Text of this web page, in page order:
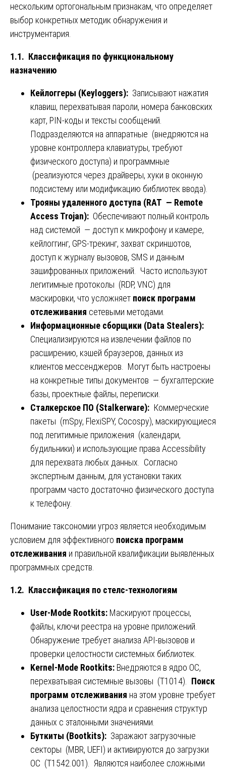
нескольким ортогональным признакам, что определяет
выбор конкретных методик обнаружения и
инструментария.
1.1. Классификация по функциональному
назначению
Кейлоггеры (Keyloggers): Записывают нажатия
клавиш, перехватывая пароли, номера банковских
карт, PIN-коды и тексты сообщений.
Подразделяются на аппаратные (внедряются на
уровне контроллера клавиатуры, требуют
физического доступа) и программные
(реализуются через драйверы, хуки в оконную
подсистему или модификацию библиотек ввода).
Трояны удаленного доступа (RAT — Remote
Access Trojan): Обеспечивают полный контроль
над системой — доступ к микрофону и камере,
кейлоггинг, GPS-трекинг, захват скриншотов,
доступ к журналу вызовов, SMS и данным
зашифрованных приложений. Часто используют
легитимные протоколы (RDP, VNC) для
маскировки, что усложняет поиск программ
отслеживания сетевыми методами.
Информационные сборщики (Data Stealers):
Специализируются на извлечении файлов по
расширению, кэшей браузеров, данных из
клиентов мессенджеров. Могут быть настроены
на конкретные типы документов — бухгалтерские
базы, проектные файлы, переписки.
Сталкерское ПО (Stalkerware): Коммерческие
пакеты (mSpy, FlexiSPY, Cocospy), маскирующиеся
под легитимные приложения (календари,
будильники) и использующие права Accessibility
для перехвата любых данных. Согласно
экспертным данным, для установки таких
программ часто достаточно физического доступа
к телефону.
Понимание таксономии угроз является необходимым
условием для эффективного поиска программ
отслеживания и правильной квалификации выявленных
программных средств.
1.2. Классификация по стелс-технологиям
User-Mode Rootkits: Маскируют процессы,
файлы, ключи реестра на уровне приложений.
Обнаружение требует анализа API-вызовов и
проверки целостности системных библиотек.
Kernel-Mode Rootkits: Внедряются в ядро ОС,
перехватывая системные вызовы (T1014). Поиск
программ отслеживания на этом уровне требует
анализа целостности ядра и сравнения структур
данных с эталонными значениями.
Буткиты (Bootkits): Заражают загрузочные
секторы (MBR, UEFI) и активируются до загрузки
ОС (T1542.001). Являются наиболее сложными